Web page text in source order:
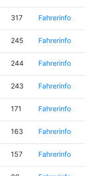
317 Fahrerinfo
245 Fahrerinfo
244 Fahrerinfo
243 Fahrerinfo
171 Fahrerinfo
163 Fahrerinfo
157 Fahrerinfo